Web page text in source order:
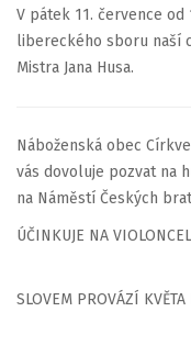
V pátek 11. července
libereckého sboru naší
Mistra Jana Husa.
Náboženská obec
vás dovoluje pozvat na
na Náměstí Českých
ÚČINKUJE NA
SLOVEM PROVÁZÍ KVĚTA